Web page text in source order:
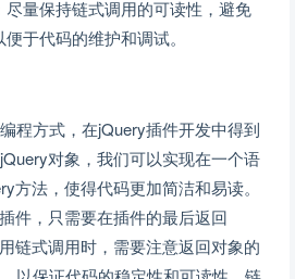
量保持链式调用的可读性，避免
于代码的维护和调试。
程方式，在jQuery插件开发中得到
对象，我们可以实现在一个语
方法，使得代码更加简洁和易读。
件，只需要在插件的最后返回
链式调用时，需要注意返回对象的